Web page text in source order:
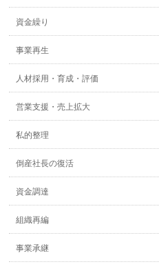
資金繰り
事業再生
人材採用・育成・評価
営業支援・売上拡大
私的整理
倒産社長の復活
資金調達
組織再編
事業承継